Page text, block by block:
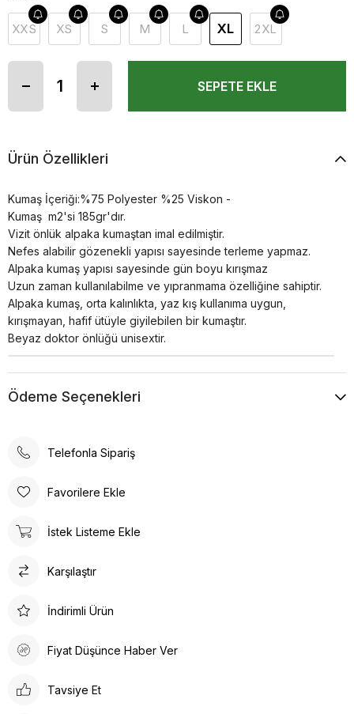
XXS XS S M L XL 2XL
Ürün Özellikleri
Kumaş İçeriği:%75 Polyester %25 Viskon -
Kumaş m2'si 185gr'dır.
Vizit önlük alpaka kumaştan imal edilmiştir.
Nefes alabilir gözenekli yapısı sayesinde terleme yapmaz.
Alpaka kumaş yapısı sayesinde gün boyu kırışmaz
Uzun zaman kullanılabilme ve yıpranmama özelliğine sahiptir.
Alpaka kumaş, orta kalınlıkta, yaz kış kullanıma uygun,
kırışmayan, hafif ütüyle giyilebilen bir kumaştır.
Beyaz doktor önlüğü unisextir.
Ödeme Seçenekleri
Telefonla Sipariş
Favorilere Ekle
İstek Listeme Ekle
Karşılaştır
İndirimli Ürün
Fiyat Düşünce Haber Ver
Tavsiye Et